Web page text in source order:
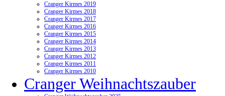
Cranger Kirmes 2019
Cranger Kirmes 2018
Cranger Kirmes 2017
Cranger Kirmes 2016
Cranger Kirmes 2015
Cranger Kirmes 2014
Cranger Kirmes 2013
Cranger Kirmes 2012
Cranger Kirmes 2011
Cranger Kirmes 2010
Cranger Weihnachtszauber